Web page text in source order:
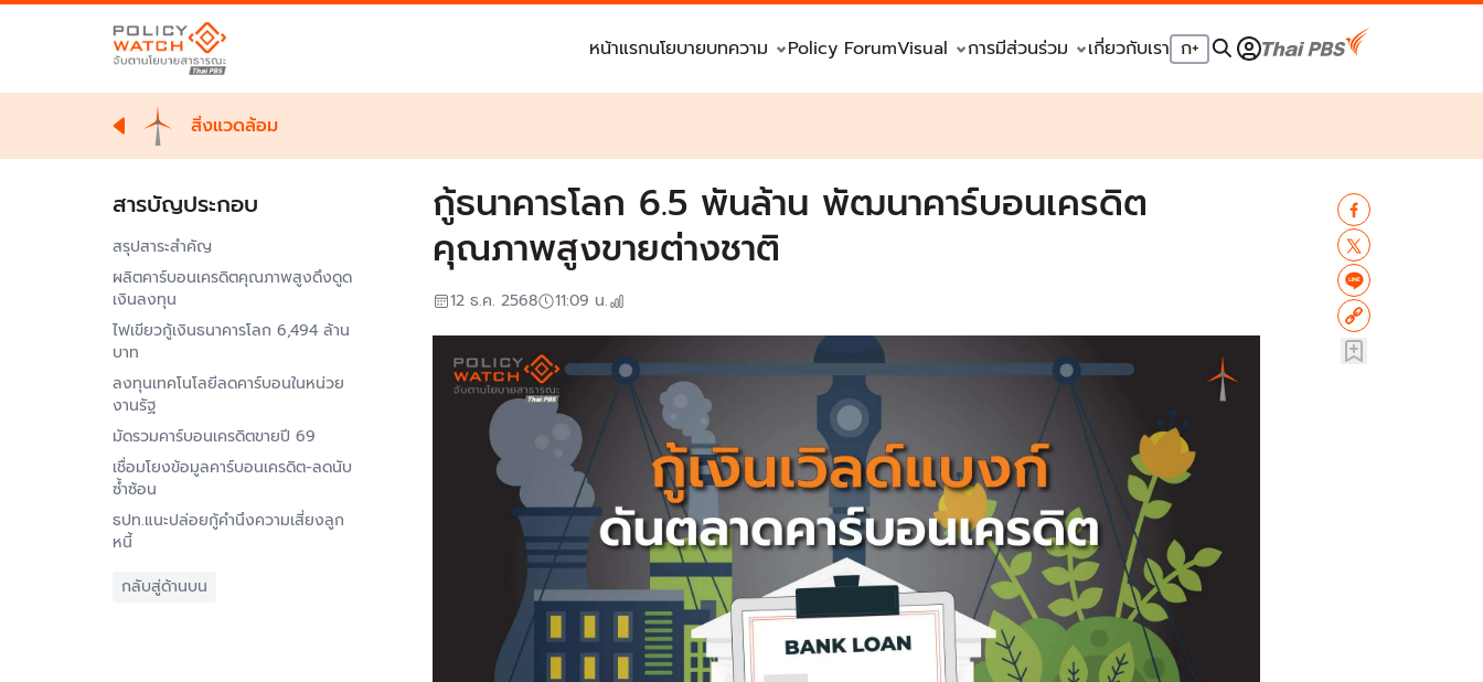
หน้าแรกนโยบายบทความ Policy ForumVisual การมีส่วนร่วม เกี่ยวกับเรา ก+
สิ่งแวดล้อม
สารบัญประกอบ
สรุปสาระสำคัญ
ผลิตคาร์บอนเครดิตคุณภาพสูงดึงดูด
เงินลงทุน
ไฟเขียวกู้เงินธนาคารโลก 6,494 ล้าน
บาท
ลงทุนเทคโนโลยีลดคาร์บอนในหน่วย
งานรัฐ
มัดรวมคาร์บอนเครดิตขายปี 69
เชื่อมโยงข้อมูลคาร์บอนเครดิต-ลดนับ
ซ้ำซ้อน
ธปท.แนะปล่อยกู้คำนึงความเสี่ยงลูก
หนี้
กลับสู่ด้านบน
กู้ธนาคารโลก 6.5 พันล้าน พัฒนาคาร์บอนเครดิต
คุณภาพสูงขายต่างชาติ
12 ธ.ค. 2568 11:09 น.